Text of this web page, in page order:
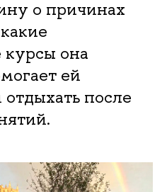
о причинах
она
ей
после